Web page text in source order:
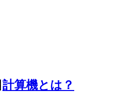
計算機とは？